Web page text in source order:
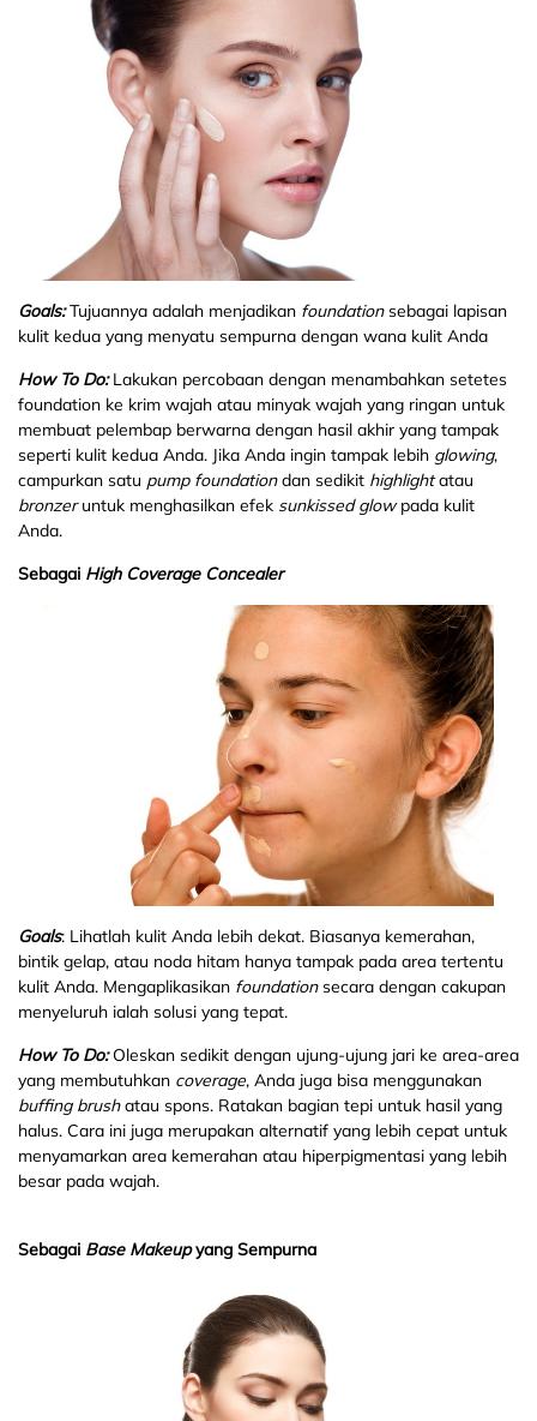
Goals:Tujuannya adalah menjadikan foundationsebagai lapisan
kulit kedua yang menyatu sempurna dengan wana kulit Anda
How To Do:Lakukan percobaan dengan menambahkan setetes
foundation ke krim wajah atau minyak wajah yang ringan untuk
membuat pelembap berwarna dengan hasil akhir yang tampak
seperti kulit kedua Anda. Jika Anda ingin tampak lebih glowing,
campurkan satu pump foundationdan sedikit highlightatau
bronzeruntuk menghasilkan efek sunkissed glowpada kulit
Anda.
Sebagai High Coverage Concealer
Goals: Lihatlah kulit Anda lebih dekat. Biasanya kemerahan,
bintik gelap, atau noda hitam hanya tampak pada area tertentu
kulit Anda. Mengaplikasikan foundationsecara dengan cakupan
menyeluruh ialah solusi yang tepat.
How To Do:Oleskan sedikit dengan ujung-ujung jari ke area-area
yang membutuhkan coverage, Anda juga bisa menggunakan
buffing brushatau spons. Ratakan bagian tepi untuk hasil yang
halus. Cara ini juga merupakan alternatif yang lebih cepat untuk
menyamarkan area kemerahan atau hiperpigmentasi yang lebih
besar pada wajah.
Sebagai Base Makeupyang Sempurna